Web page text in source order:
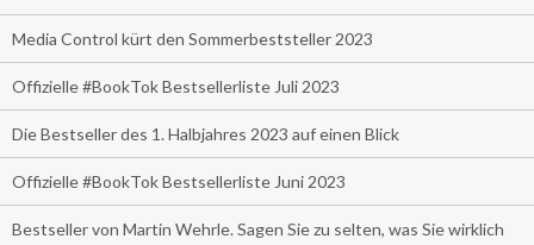
Media Control kürt den Sommerbeststeller 2023
Offizielle #BookTok Bestsellerliste Juli 2023
Die Bestseller des 1. Halbjahres 2023 auf einen Blick
Offizielle #BookTok Bestsellerliste Juni 2023
Bestseller von Martin Wehrle. Sagen Sie zu selten, was Sie wirklich